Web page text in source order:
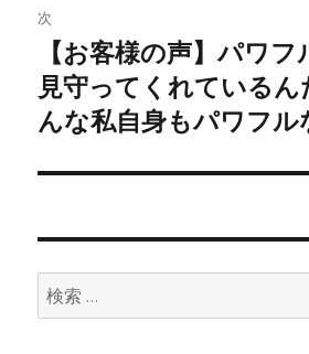
ゲ
ー
シ
次
の
投
【お客様の声】パワ
見守ってくれているん
んな私自身もパワフル
検
索: